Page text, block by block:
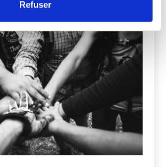
Refuser